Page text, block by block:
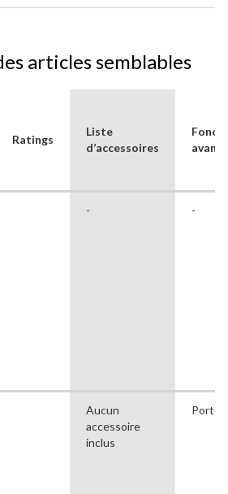
articles semblables
Ratings
Liste
d’accessoires
- -
Aucun
accessoire
inclus
Porte-